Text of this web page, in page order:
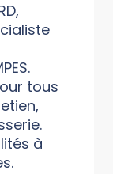
tous
à